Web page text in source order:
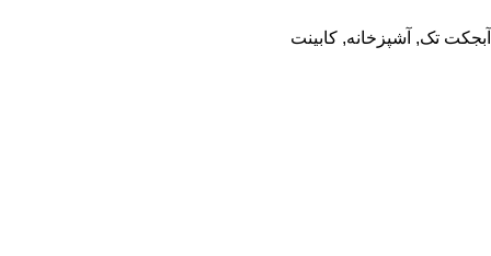
آبجکت تک, آشپزخانه, کابینت